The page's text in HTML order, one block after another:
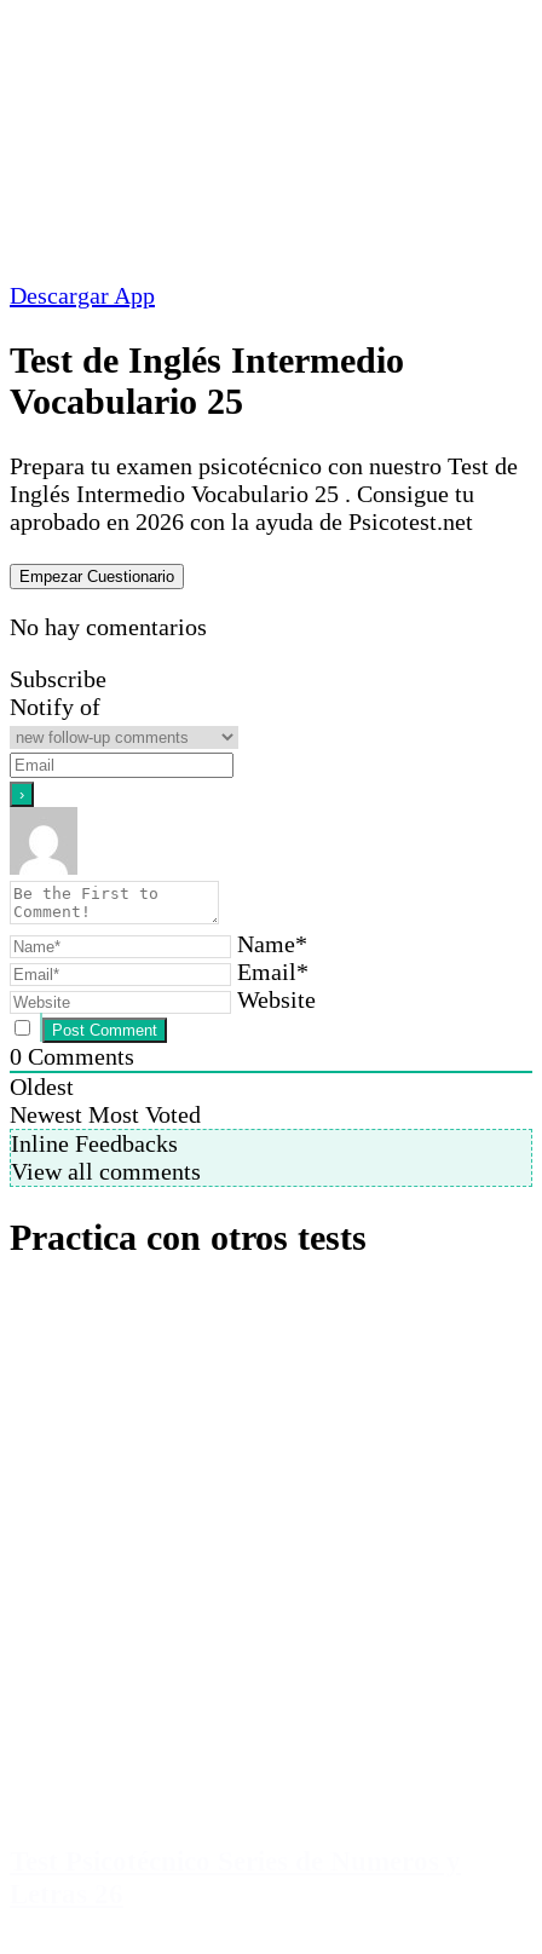
Descargar App
Test de Inglés Intermedio
Vocabulario 25
Prepara tu examen psicotécnico con nuestro Test de
Inglés Intermedio Vocabulario 25 . Consigue tu
aprobado en 2026 con la ayuda de Psicotest.net
No hay comentarios
Subscribe
Notify of
Name*
Email*
Website
0 Comments
Oldest
Newest Most Voted
Inline Feedbacks
View all comments
Practica con otros tests